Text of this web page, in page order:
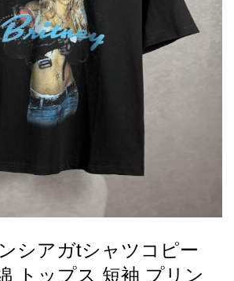
シアガtシャツコピー
トップス 短袖 プリン